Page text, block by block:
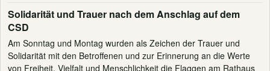
Solidarität und Trauer nach dem Anschlag auf dem
CSD
Am Sonntag und Montag wurden als Zeichen der Trauer und
Solidarität mit den Betroffenen und zur Erinnerung an die Werte
von Freiheit, Vielfalt und Menschlichkeit die Flaggen am Rathaus